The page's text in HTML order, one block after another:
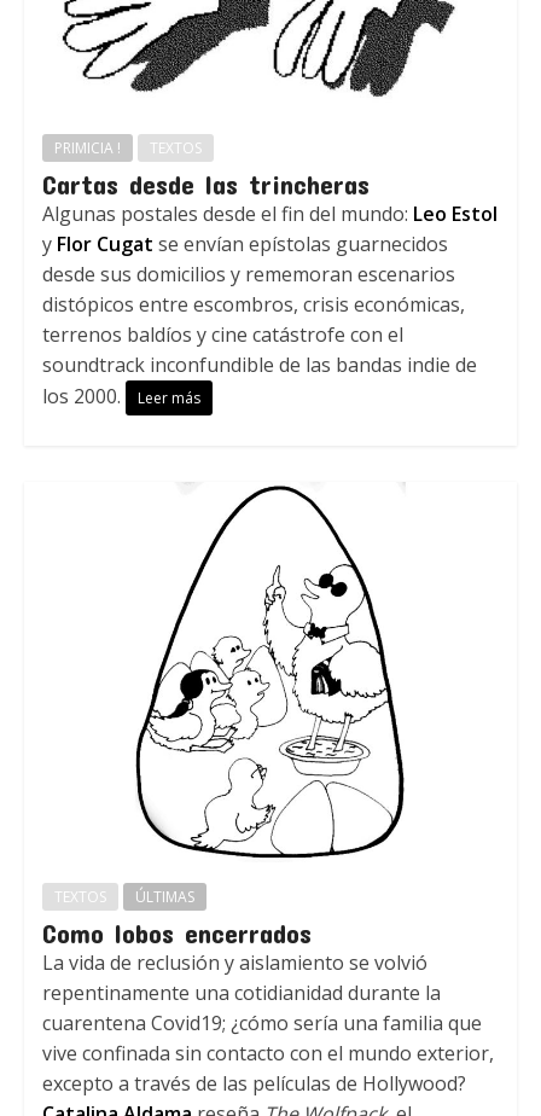
PRIMICIA ! TEXTOS
Cartas desde las trincheras
Algunas postales desde el fin del mundo: Leo Estol
y Flor Cugat se envían epístolas guarnecidos
desde sus domicilios y rememoran escenarios
distópicos entre escombros, crisis económicas,
terrenos baldíos y cine catástrofe con el
soundtrack inconfundible de las bandas indie de
los 2000.
Leer más
TEXTOS ÚLTIMAS
Como lobos encerrados
La vida de reclusión y aislamiento se volvió
repentinamente una cotidianidad durante la
cuarentena Covid19; ¿cómo sería una familia que
vive confinada sin contacto con el mundo exterior,
excepto a través de las películas de Hollywood?